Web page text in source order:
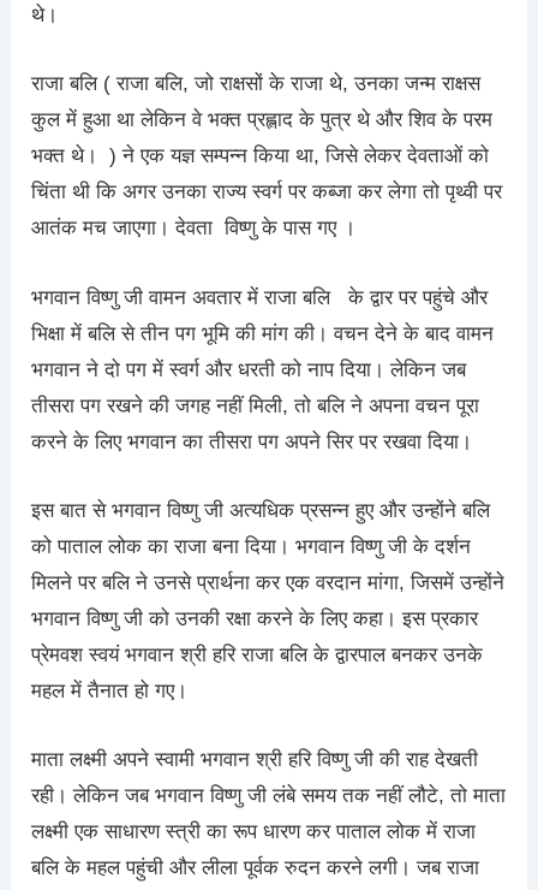
थे।
राजा बलि ( राजा बलि, जो राक्षसों के राजा थे, उनका जन्म राक्षस
कुल में हुआ था लेकिन वे भक्त प्रह्लाद के पुत्र थे और शिव के परम
भक्त थे। ) ने एक यज्ञ सम्पन्न किया था, जिसे लेकर देवताओं को
चिंता थी कि अगर उनका राज्य स्वर्ग पर कब्जा कर लेगा तो पृथ्वी पर
आतंक मच जाएगा। देवता विष्णु के पास गए ।
भगवान विष्णु जी वामन अवतार में राजा बलि के द्वार पर पहुंचे और
भिक्षा में बलि से तीन पग भूमि की मांग की। वचन देने के बाद वामन
भगवान ने दो पग में स्वर्ग और धरती को नाप दिया। लेकिन जब
तीसरा पग रखने की जगह नहीं मिली, तो बलि ने अपना वचन पूरा
करने के लिए भगवान का तीसरा पग अपने सिर पर रखवा दिया।
इस बात से भगवान विष्णु जी अत्यधिक प्रसन्न हुए और उन्होंने बलि
को पाताल लोक का राजा बना दिया। भगवान विष्णु जी के दर्शन
मिलने पर बलि ने उनसे प्रार्थना कर एक वरदान मांगा, जिसमें उन्होंने
भगवान विष्णु जी को उनकी रक्षा करने के लिए कहा। इस प्रकार
प्रेमवश स्वयं भगवान श्री हरि राजा बलि के द्वारपाल बनकर उनके
महल में तैनात हो गए।
माता लक्ष्मी अपने स्वामी भगवान श्री हरि विष्णु जी की राह देखती
रही। लेकिन जब भगवान विष्णु जी लंबे समय तक नहीं लौटे, तो माता
लक्ष्मी एक साधारण स्त्री का रूप धारण कर पाताल लोक में राजा
बलि के महल पहुंची और लीला पूर्वक रुदन करने लगी। जब राजा